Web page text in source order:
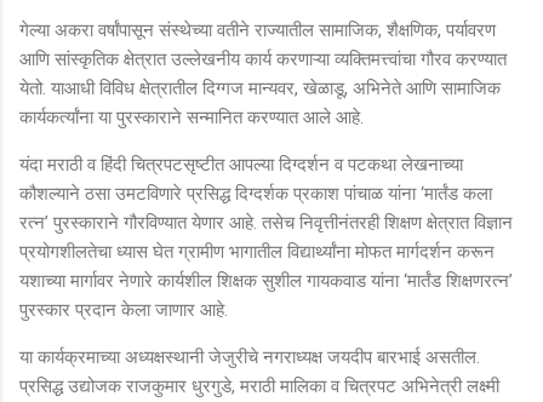
गेल्या अकरा वर्षांपासून संस्थेच्या वतीने राज्यातील सामाजिक, शैक्षणिक, पर्यावरण
आणि सांस्कृतिक क्षेत्रात उल्लेखनीय कार्य करणाऱ्या व्यक्तिमत्त्वांचा गौरव करण्यात
येतो. याआधी विविध क्षेत्रातील दिग्गज मान्यवर, खेळाडू, अभिनेते आणि सामाजिक
कार्यकर्त्यांना या पुरस्काराने सन्मानित करण्यात आले आहे.
यंदा मराठी व हिंदी चित्रपटसृष्टीत आपल्या दिग्दर्शन व पटकथा लेखनाच्या
कौशल्याने ठसा उमटविणारे प्रसिद्ध दिग्दर्शक प्रकाश पांचाळ यांना ‘मार्तंड कला
रत्न’ पुरस्काराने गौरविण्यात येणार आहे. तसेच निवृत्तीनंतरही शिक्षण क्षेत्रात विज्ञान
प्रयोगशीलतेचा ध्यास घेत ग्रामीण भागातील विद्यार्थ्यांना मोफत मार्गदर्शन करून
यशाच्या मार्गावर नेणारे कार्यशील शिक्षक सुशील गायकवाड यांना ‘मार्तंड शिक्षणरत्न’
पुरस्कार प्रदान केला जाणार आहे.
या कार्यक्रमाच्या अध्यक्षस्थानी जेजुरीचे नगराध्यक्ष जयदीप बारभाई असतील.
प्रसिद्ध उद्योजक राजकुमार धुरगुडे, मराठी मालिका व चित्रपट अभिनेत्री लक्ष्मी